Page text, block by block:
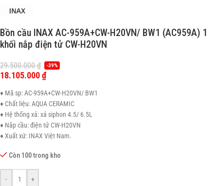
Bồn cầu INAX AC-959A+CW-H20VN/ BW1 (AC959A) 1
khối nắp điện tử CW-H20VN
29.500.000₫ -39%
18.105.000₫
♦ Mã sp: AC-959A+CW-H20VN/ BW1
♦ Chất liệu: AQUA CERAMIC
♦ Hệ thống xả: xả siphon 4.5/ 6.5L
♦ Nắp cầu: điện tử CW-H20VN
♦ Xuất xứ: INAX Việt Nam.
Còn 100 trong kho
- +